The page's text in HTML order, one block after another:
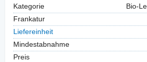
Kategorie
Bio-
Frankatur
Liefereinheit
Mindestabnahme
Preis